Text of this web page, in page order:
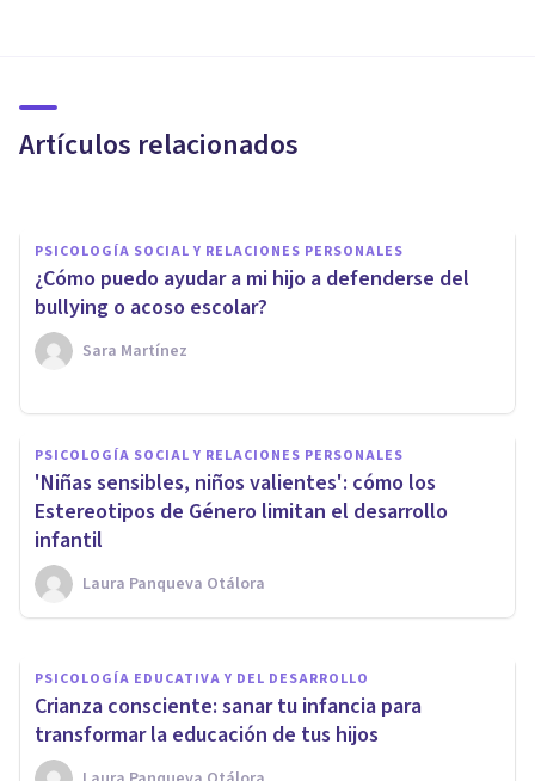
Artículos relacionados
causa de desperdiciar comida?
PSICOLOGÍA SOCIAL Y RELACIONES PERSONALES
¿Cómo puedo ayudar a mi hijo a defenderse del
bullying o acoso escolar?
Sara Martínez
PSICOLOGÍA SOCIAL Y RELACIONES PERSONALES
'Niñas sensibles, niños valientes': cómo los
Estereotipos de Género limitan el desarrollo
infantil
Laura Panqueva Otálora
PSICOLOGÍA EDUCATIVA Y DEL DESARROLLO
La infancia y ChatGPT:
adicción, vínculos artificiales y
pensamiento crítico en peligro
Natalia Pérez
PSICOLOGÍA EDUCATIVA Y DEL DESARROLLO
Crianza consciente: sanar tu infancia para
transformar la educación de tus hijos